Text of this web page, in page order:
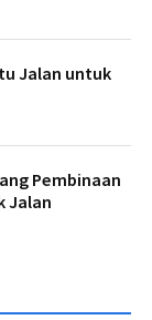
Jalan untuk
Pembinaan
Jalan